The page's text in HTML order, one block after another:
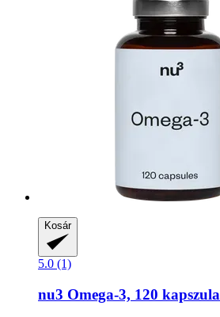
Kosár
5.0 (1)
nu3 Omega-​3, 120 kapszula